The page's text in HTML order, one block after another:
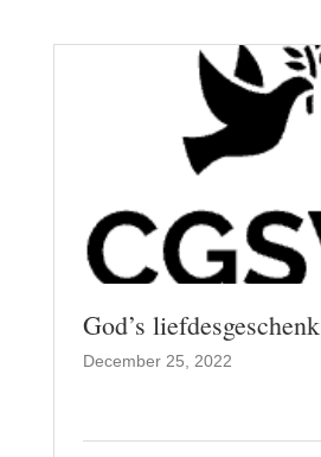
God’s liefdesgeschenk
December 25, 2022